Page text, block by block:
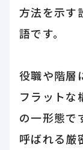
方法を示す
語です。
役職や階層
フラットな
の一形態で
呼ばれる厳